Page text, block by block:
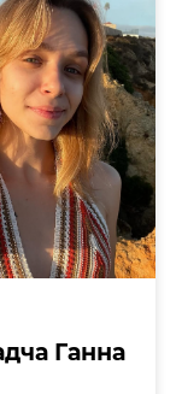
Ганна